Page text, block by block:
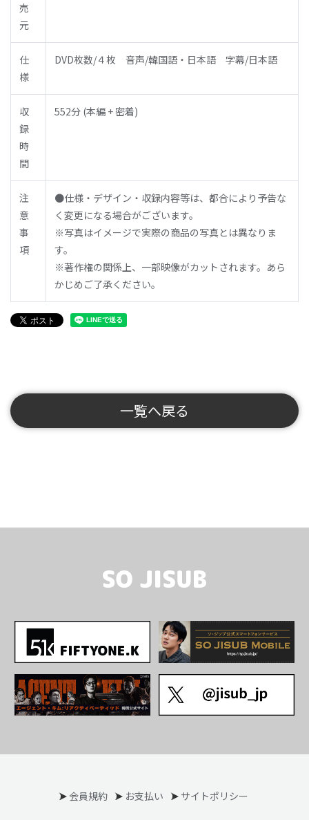
売
元
仕
様
DVD枚数/４枚 音声/韓国語・日本語 字幕/日本語
収
録
時
間
552分 (本編 + 密着)
注
意
事
項
●仕様・デザイン・収録内容等は、都合により予告な
く変更になる場合がございます。
※写真はイメージで実際の商品の写真とは異なりま
す。
※著作権の関係上、一部映像がカットされます。あら
かじめご了承ください。
一覧へ戻る
会員規約 お支払い サイトポリシー